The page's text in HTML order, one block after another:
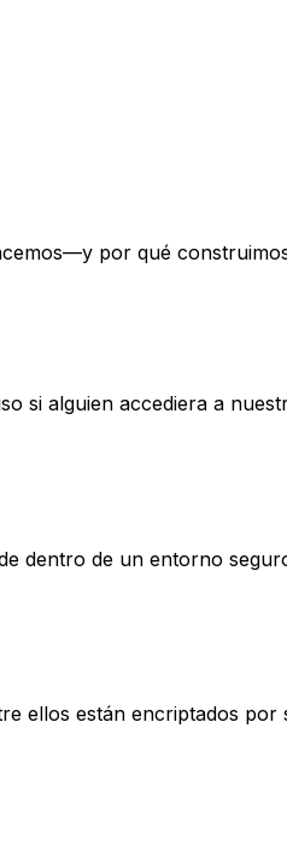
por qué
si alguien accediera a
dentro de un entorno
ellos están encriptados